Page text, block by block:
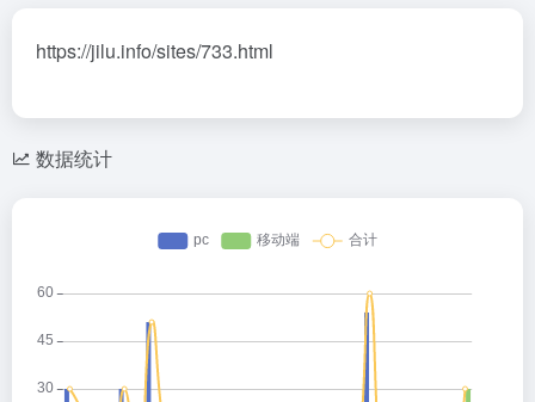
https://jilu.info/sites/733.html
数据统计